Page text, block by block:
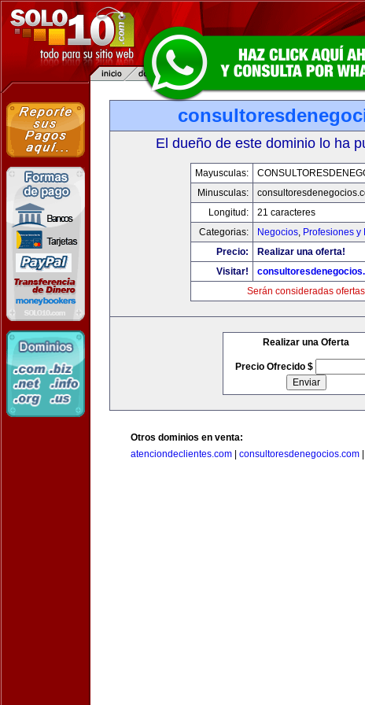
El dueño de este dominio lo ha
Mayusculas:
Minusculas:
Longitud:
21 caracteres
Categorias:
Negocios, Profesiones y
Precio:
Realizar una oferta!
Visitar!
Serán consideradas ofertas
Realizar una Oferta
Precio Ofrecido $
Otros dominios en venta:
atenciondeclientes.com
consultoresdenegocios.com